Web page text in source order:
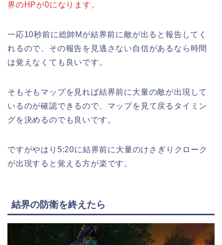
界のHPが0になります。
一応10秒前に総帥Mが結界前に敵が出ると報告してく
れるので、その報告を見逃さない自信があるなら時間
は覚えなくても良いです。
そもそもマップを見れば結界前に大量の敵が出現して
いるのが確認できるので、マップを見て戻るタイミン
グを決めるのでも良いです。
ですがやはり5:20に結界前に大量のけさぎりクローク
が出現すると覚える方が楽です。
結界の防衛を終えたら